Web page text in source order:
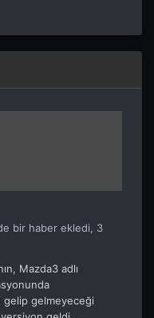
bir haber ekledi, 3
Mazda3 adlı
gelip gelmeyeceği